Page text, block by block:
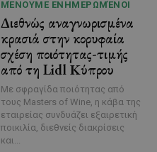
ΜΈΝΟΥΜΕ ΕΝΗΜΕΡΩΜΈΝΟΙ
Διεθνώς αναγνωρισμένα
κρασιά στην κορυφαία
σχέση ποιότητας-τιμής
από τη Lidl Κύπρου
Με σφραγίδα ποιότητας από
τους Masters of Wine, η κάβα της
εταιρείας συνδυάζει εξαιρετική
ποικιλία, διεθνείς διακρίσεις
και...